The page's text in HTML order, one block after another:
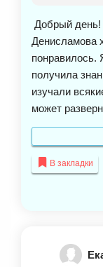
Добрый
Денисламова
понравилось.
получила
изучали
может
поддержки и
по видео
разбирали
общались без
какие меня
думаю, легко
нормальной
В закладки